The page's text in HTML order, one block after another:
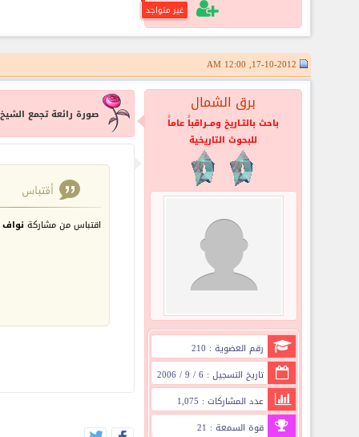
غير متواجد
برق الشمال
باحث بالتـاريخ ومــراقباً عاماً
للبحوث التاريخية
رقم العضوية : 210
تاريخ التسجيل : 6 / 9 / 2006
عدد المشاركات : 1,075
قوة السمعة : 21
صورة رائعة تجمع
اقتباس من مشاركة